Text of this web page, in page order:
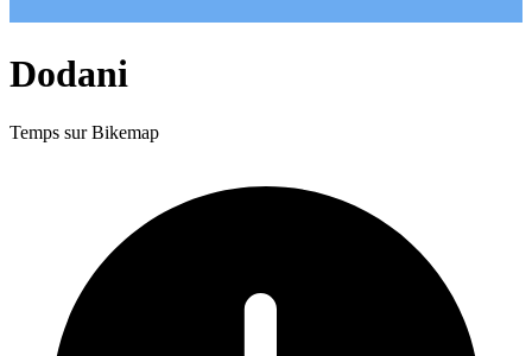
Dodani
Temps sur Bikemap